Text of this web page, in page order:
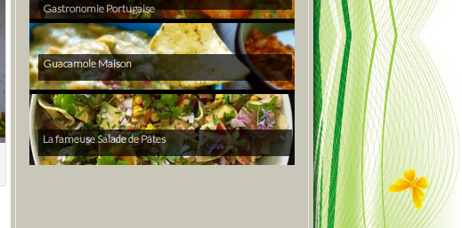
Gastronomie Portugaise
Guacamole Maison
La fameuse Salade de Pâtes